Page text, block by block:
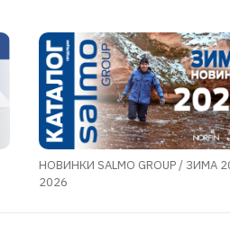
НОВИНКИ SALMO GROUP / ЗИМА
2026